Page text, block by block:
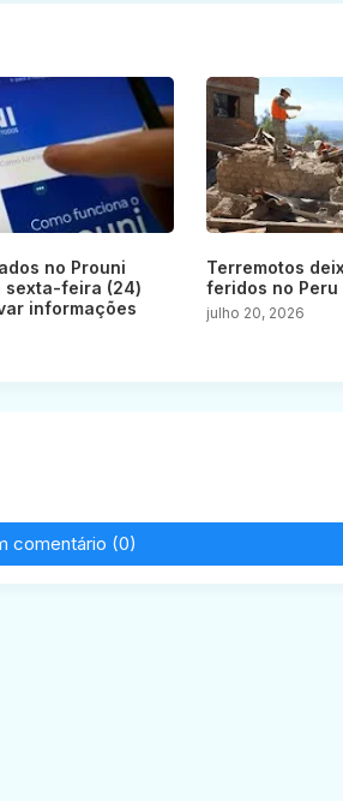
no Prouni
sexta-feira (24)
informações
Terremotos
feridos no Peru
julho 20, 2026
comentário (0)